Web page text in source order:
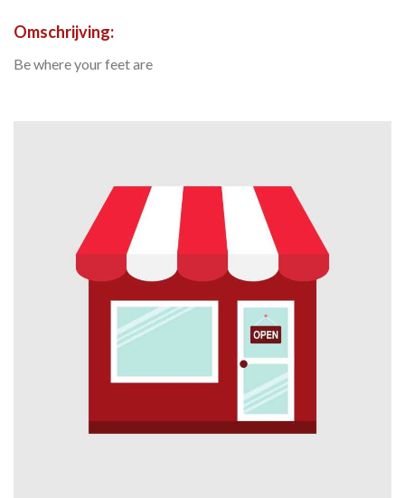
Omschrijving:
Be where your feet are